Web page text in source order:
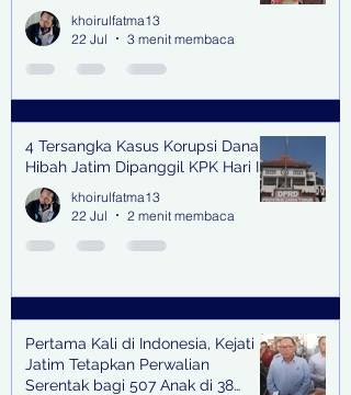
khoirulfatma13
22 Jul
3 menit membaca
4 Tersangka Kasus Korupsi Dana
Hibah Jatim Dipanggil KPK Hari Ini
khoirulfatma13
22 Jul
2 menit membaca
Pertama Kali di Indonesia, Kejati
Jatim Tetapkan Perwalian
Serentak bagi 507 Anak di 38